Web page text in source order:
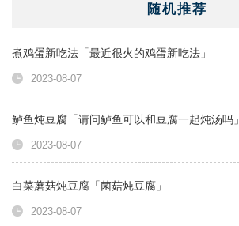
随机推荐
煮鸡蛋新吃法「最近很火的鸡蛋新吃法」
2023-08-07
鲈鱼炖豆腐「请问鲈鱼可以和豆腐一起炖汤吗」
2023-08-07
白菜蘑菇炖豆腐「菌菇炖豆腐」
2023-08-07